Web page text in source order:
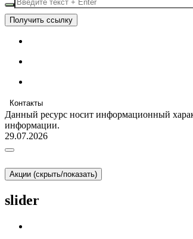
Получить ссылку
Контакты
Данный ресурс носит информационный
информации.
29.07.2026
Акции (скрыть/показать)
slider